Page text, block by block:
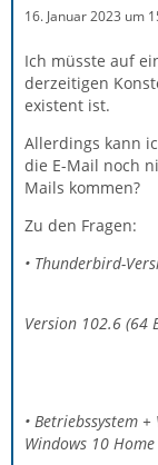
16. Januar 2023 um
Ich müsste auf
derzeitigen
existent ist.
Allerdings kann
die E-Mail noch
Mails kommen?
Zu den Fragen:
• Thunderbird-
Version 102.6 (64
• Betriebssystem +
Windows 10